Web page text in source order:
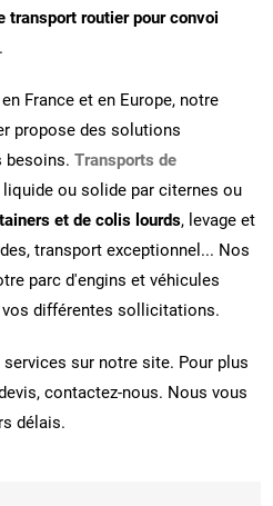
transport routier pour convoi
.
France et en Europe, notre
propose des solutions
besoins.Transports de
ou solide par citernes ou
et de colis lourds, levage et
transport exceptionnel... Nos
parc d'engins et véhicules
différentes sollicitations.
sur notre site. Pour plus
contactez-nous. Nous vous
délais.